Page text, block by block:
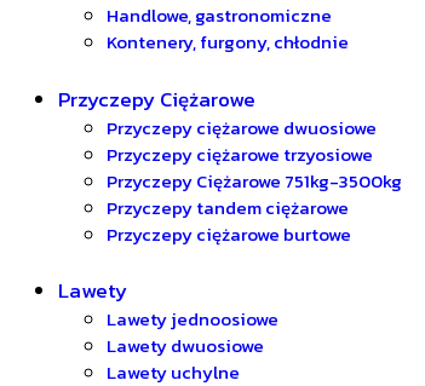
Handlowe, gastronomiczne
Kontenery, furgony, chłodnie
Przyczepy Ciężarowe
Przyczepy ciężarowe dwuosiowe
Przyczepy ciężarowe trzyosiowe
Przyczepy Ciężarowe 751kg-3500kg
Przyczepy tandem ciężarowe
Przyczepy ciężarowe burtowe
Lawety
Lawety jednoosiowe
Lawety dwuosiowe
Lawety uchylne